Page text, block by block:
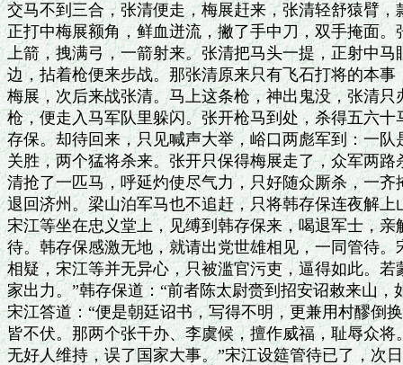
交马不到三合，张清便走，梅展赶来，张清轻舒猿臂
正打中梅展额角，鲜血迸流，撇了手中刀，双手掩面
上箭，拽满弓，一箭射来。张清把马头一提，正射中
边，拈着枪便来步战。那张清原来只有飞石打将的本
梅展，次后来战张清。马上这条枪，神出鬼没，张清
枪，便走入马军队里躲闪。张开枪马到处，杀得五六
存保。却待回来，只见喊声大举，峪口两彪军到：一
关胜，两个猛将杀来。张开只保得梅展走了，众军两
清抢了一匹马，呼延灼使尽气力，只好随众厮杀，一
退回济州。梁山泊军马也不追赶，只将韩存保连夜解上
宋江等坐在忠义堂上，见缚到韩存保来，喝退军士，
待。韩存保感激无地，就请出党世雄相见，一同管待。
相疑，宋江等并无异心，只被滥官污吏，逼得如此。
家出力。”韩存保道：“前者陈太尉赍到招安诏敕来山，
宋江答道：“便是朝廷诏书，写得不明，更兼用村醪倒
皆不伏。那两个张干办、李虞候，擅作威福，耻辱众将
无好人维持，误了国家大事。”宋江设筵管待已了，次